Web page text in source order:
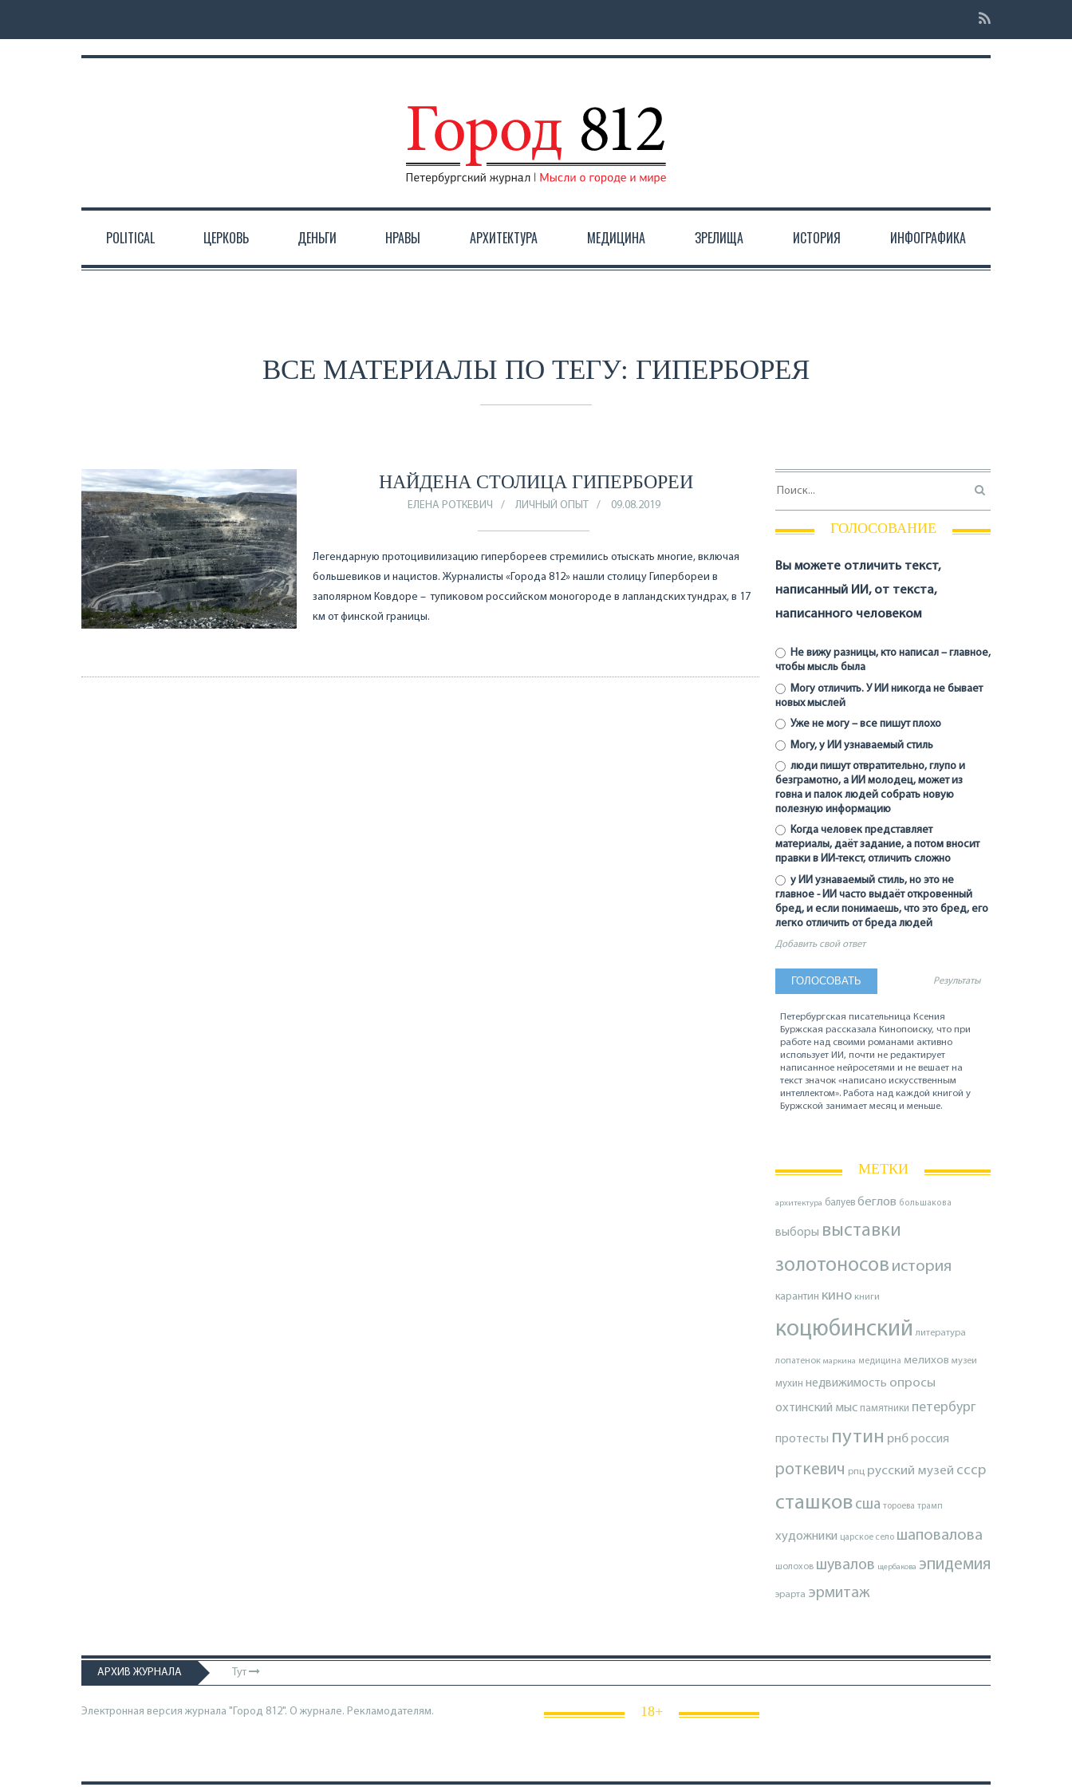
POLITICAL ЦЕРКОВЬ ДЕНЬГИ НРАВЫ АРХИТЕКТУРА МЕДИЦИНА ЗРЕЛИЩА ИСТОРИЯ ИНФОГРАФИКА
ВСЕ МАТЕРИАЛЫ ПО ТЕГУ: ГИПЕРБОРЕЯ
НАЙДЕНА СТОЛИЦА ГИПЕРБОРЕИ
ЕЛЕНА РОТКЕВИЧ ЛИЧНЫЙ ОПЫТ 09.08.2019
Легендарную протоцивилизацию гипербореев стремились отыскать многие, включая
большевиков и нацистов. Журналисты «Города 812» нашли столицу Гипербореи в
заполярном Ковдоре – тупиковом российском моногороде в лапландских тундрах, в 17
км от финской границы.
ГОЛОСОВАНИЕ
Вы можете отличить текст,
написанный ИИ, от текста,
написанного человеком
Не вижу разницы, кто написал – главное,
чтобы мысль была
Могу отличить. У ИИ никогда не бывает
новых мыслей
Уже не могу – все пишут плохо
Могу, у ИИ узнаваемый стиль
люди пишут отвратительно, глупо и
безграмотно, а ИИ молодец, может из
говна и палок людей собрать новую
полезную информацию
Когда человек представляет
материалы, даёт задание, а потом вносит
правки в ИИ-текст, отличить сложно
у ИИ узнаваемый стиль, но это не
главное - ИИ часто выдаёт откровенный
бред, и если понимаешь, что это бред, его
легко отличить от бреда людей
Добавить свой ответ
Результаты
Петербургская писательница Ксения
Буржская рассказала Кинопоиску, что при
работе над своими романами активно
использует ИИ, почти не редактирует
написанное нейросетями и не вешает на
текст значок «написано искусственным
интеллектом». Работа над каждой книгой у
Буржской занимает месяц и меньше.
МЕТКИ
архитектура балуев беглов большакова
выборы выставки
золотоносов история
карантин кино книги
коцюбинский литература
лопатенок маркина медицина мелихов музеи
мухин недвижимость опросы
охтинский мыс памятники петербург
протесты путин рнброссия
роткевич рпц русский музей ссср
сташков сша тороева трамп
художники царское село шаповалова
шолохов шувалов щербакова эпидемия
эрарта эрмитаж
АРХИВ ЖУРНАЛА Тут
Электронная версия журнала "Город 812". О журнале. Рекламодателям. 18+